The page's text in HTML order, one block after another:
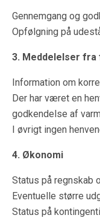
Gennemgang og
Opfølgning på
3. Meddelelser fra
Information om
Der har været en
godkendelse af
I øvrigt ingen
4. Økonomi
Status på regnskab
Eventuelle større
Status på